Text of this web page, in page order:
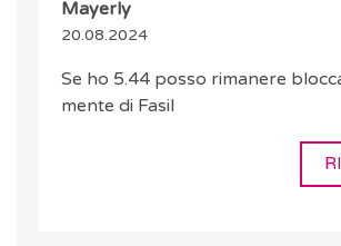
Mayerly
20.08.2024
Se ho 5.44 posso rimanere
mente di Fasil